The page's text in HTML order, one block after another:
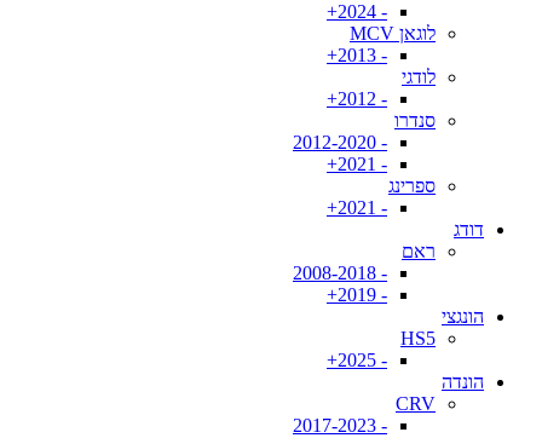
- 2024+
לוגאן MCV
- 2013+
לודגי
- 2012+
סנדרו
- 2012-2020
- 2021+
ספרינג
- 2021+
דודג
ראם
- 2008-2018
- 2019+
הונגצי
HS5
- 2025+
הונדה
CRV
- 2017-2023